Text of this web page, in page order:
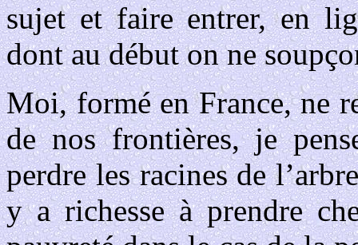
sujet et faire entrer, en
dont au début on ne
Moi, formé en France, ne
de nos frontières, je
perdre les racines de
y a richesse à prendre